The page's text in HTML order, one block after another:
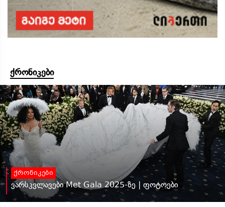
ქრონიკები
ქრონიკები
ვარსკვლავები Met Gala 2025-ზე | ფოტოები